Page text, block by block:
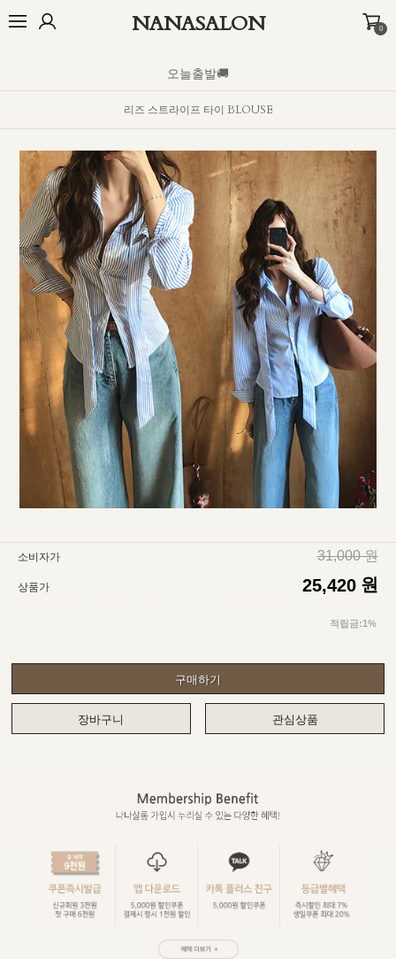
NANASALON 0
오늘출발🚚
리즈 스트라이프 타이 BLOUSE
소비자가 31,000 원
상품가 25,420 원
적립금:1%
구매하기
장바구니 관심상품